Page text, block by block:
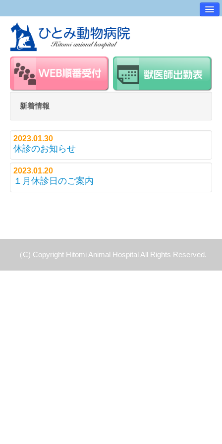
病院案内
交通アクセス
ワンポイントアドバイス
スタッフ紹介
求人・採用情報
新着情報
2023.01.30
休診のお知らせ
2023.01.20
１月休診日のご案内
（C) Copyright Hitomi Animal Hospital All Rights Reserved.